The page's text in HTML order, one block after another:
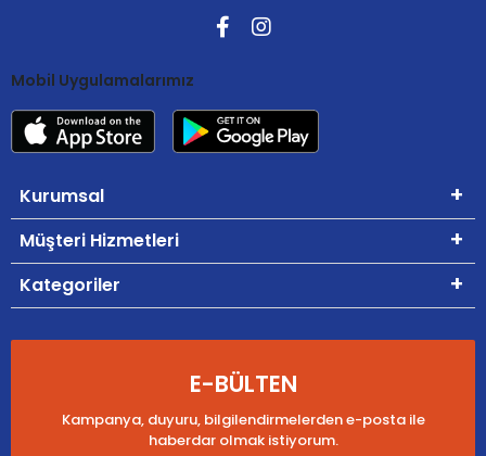
Mobil Uygulamalarımız
Kurumsal
Müşteri Hizmetleri
Kategoriler
E-BÜLTEN
Kampanya, duyuru, bilgilendirmelerden e-posta ile
haberdar olmak istiyorum.